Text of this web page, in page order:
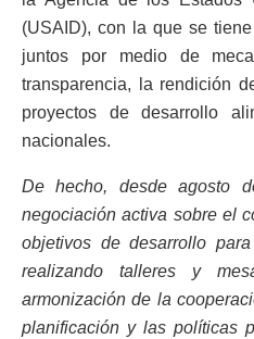
(USAID), con la que se
juntos por medio de
transparencia, la rendición
proyectos de desarrollo
nacionales.
De hecho, desde agosto
negociación activa sobre el
objetivos de desarrollo
realizando talleres y
armonización de la
planificación y las políticas